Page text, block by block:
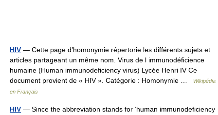
HIV — Cette page d’homonymie répertorie les différents sujets et
articles partageant un même nom. Virus de l immunodéficience
humaine (Human immunodeficiency virus) Lycée Henri IV Ce
document provient de « HIV ». Catégorie : Homonymie …
Wikipédia
en Français
HIV — Since the abbreviation stands for ‘human immunodeficiency